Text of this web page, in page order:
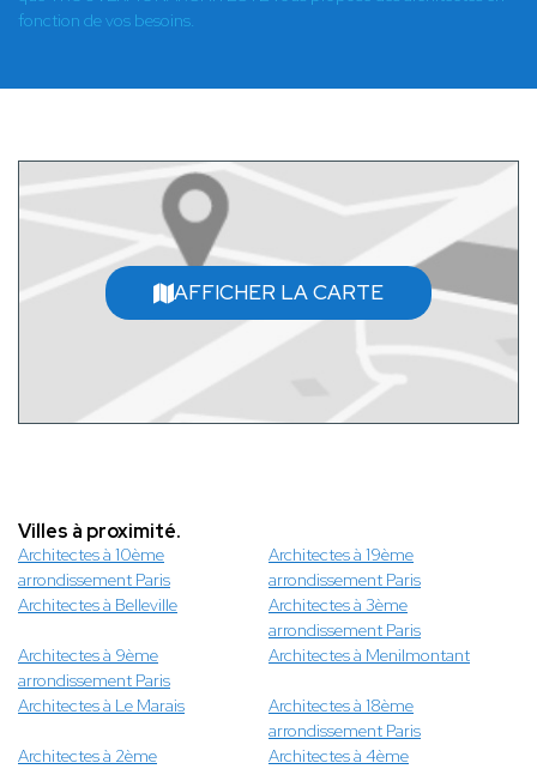
fonction de vos besoins.
AFFICHER LA CARTE
Villes à proximité.
Architectes à 10ème
arrondissement Paris
Architectes à 19ème
arrondissement Paris
Architectes à Belleville
Architectes à 3ème
arrondissement Paris
Architectes à 9ème
arrondissement Paris
Architectes à Menilmontant
Architectes à Le Marais
Architectes à 18ème
arrondissement Paris
Architectes à 2ème
Architectes à 4ème